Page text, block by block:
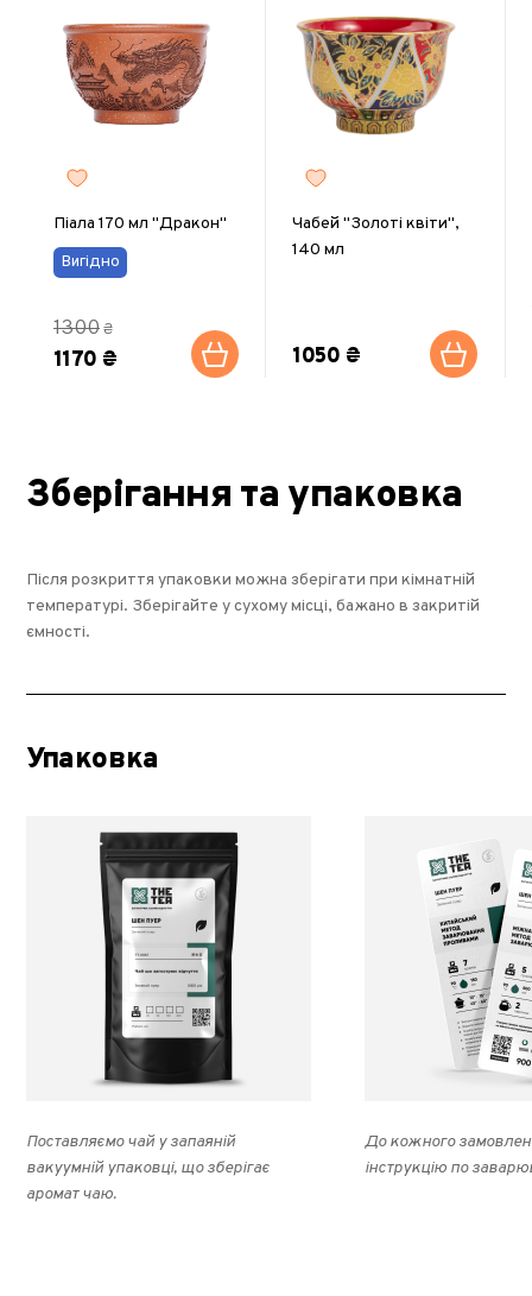
Піала 170 мл "Дракон"
Вигідно
1300₴
1170 ₴
Чабей "Золоті квіти",
140 мл
1050 ₴
Зберігання та упаковка
Після розкриття упаковки можна зберігати при кімнатній
температурі. Зберігайте у сухому місці, бажано в закритій
ємності.
Упаковка
Поставляємо чай у запаяній
вакуумній упаковці, що зберігає
аромат чаю.
До кожного
інструкцію по